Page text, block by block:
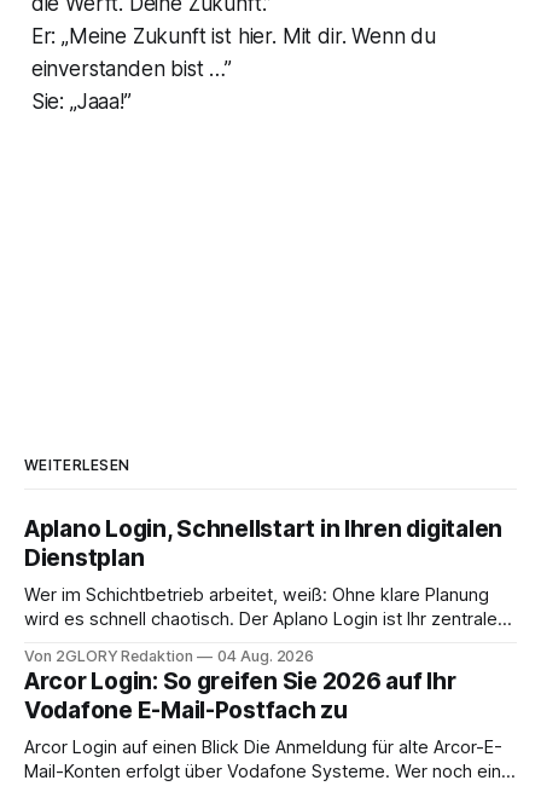
Er: „Meine Zukunft ist hier. Mit dir. Wenn du
einverstanden bist …”
Sie: „Jaaa!”
WEITERLESEN
Aplano Login, Schnellstart in Ihren digitalen
Dienstplan
Wer im Schichtbetrieb arbeitet, weiß: Ohne klare Planung
wird es schnell chaotisch. Der Aplano Login ist Ihr zentraler
abwesenheiten und die gesamte kommunikation rund um
Ihr personal digital zu organisieren. In diesem Leitfaden
erfahren Sie alles, was Sie für einen reibungslosen Einstieg
brauchen, von der Registrierung
Von 2GLORY Redaktion 04 Aug. 2026
Arcor Login: So greifen Sie 2026 auf Ihr
Vodafone E-Mail-Postfach zu
Arcor Login auf einen Blick Die Anmeldung für alte Arcor-E-
Mail-Konten erfolgt über Vodafone Systeme. Wer noch eine